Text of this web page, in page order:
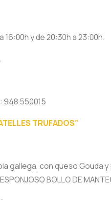
16:00h y de 20:30h a 23:00h.
948 550015
TRUFADOS”
gallega, con queso Gouda
BOLLO DE